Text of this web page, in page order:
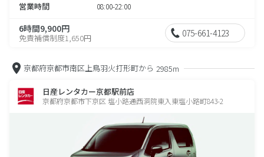
営業時間 08:00-22:00
6時間9,900円
免責補償制度1,650円 075-661-4123
京都府京都市南区上鳥羽火打形町から 2985m
日産レンタカー京都駅前店
京都府京都市下京区 塩小路通西洞院東入東塩小路町843-2